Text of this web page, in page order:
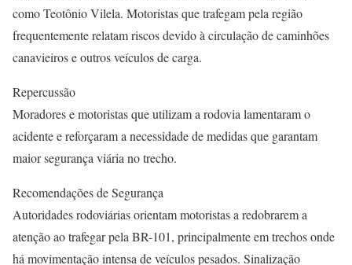
como Teotônio Vilela. Motoristas que trafegam pela região
frequentemente relatam riscos devido à circulação de caminhões
canavieiros e outros veículos de carga.
Repercussão
Moradores e motoristas que utilizam a rodovia lamentaram o
acidente e reforçaram a necessidade de medidas que garantam
maior segurança viária no trecho.
Recomendações de Segurança
Autoridades rodoviárias orientam motoristas a redobrarem a
atenção ao trafegar pela BR-101, principalmente em trechos onde
há movimentação intensa de veículos pesados. Sinalização